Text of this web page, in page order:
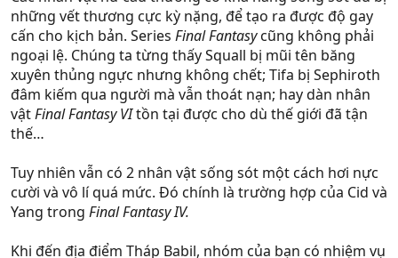
những vết thương cực kỳ nặng, để tạo ra được độ gay
cấn cho kịch bản. Series Final Fantasycũng không phải
ngoại lệ. Chúng ta từng thấy Squall bị mũi tên băng
xuyên thủng ngực nhưng không chết; Tifa bị Sephiroth
đâm kiếm qua người mà vẫn thoát nạn; hay dàn nhân
vậtFinal Fantasy VItồn tại được cho dù thế giới đã tận
thế…
Tuy nhiên vẫn có 2 nhân vật sống sót một cách hơi nực
cười và vô lí quá mức. Đó chính là trường hợp của Cid và
Yang trong Final Fantasy IV.
Khi đến địa điểm Tháp Babil, nhóm của bạn có nhiệm vụ